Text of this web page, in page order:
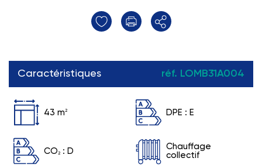
Caractéristiques réf. LOMB31A004
43 m 2 DPE : E
CO 2 : D
Chauffage
collectif